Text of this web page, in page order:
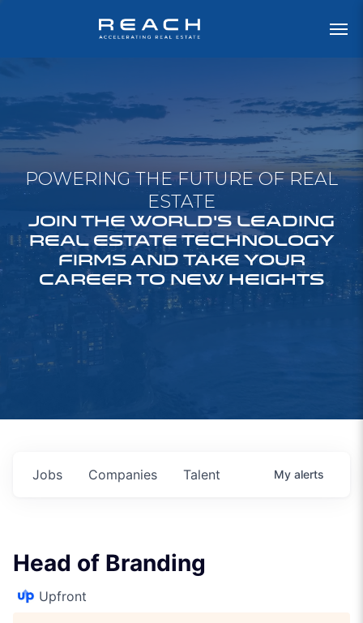
POWERING THE FUTURE OF REAL
ESTATE
JOIN THE WORLD'S LEADING
REAL ESTATE TECHNOLOGY
FIRMS AND TAKE YOUR
CAREER TO NEW HEIGHTS
Jobs Companies Talent My alerts
Head of Branding
Upfront